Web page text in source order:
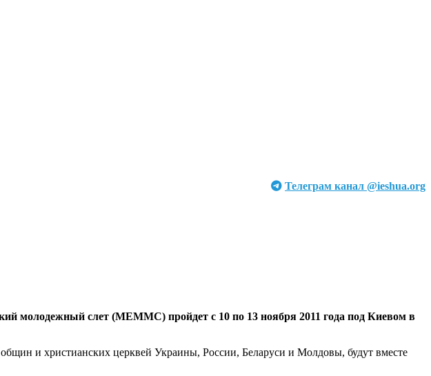
Телеграм канал @ieshua.org
молодежный слет (МЕММС) пройдет с 10 по 13 ноября 2011 года под Киевом в
и христианских церквей Украины, России, Беларуси и Молдовы, будут вместе